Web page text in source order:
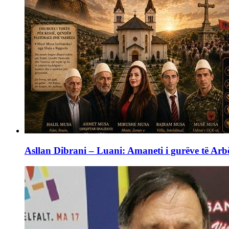
Asllan Dibrani – Luani: Amaneti i gurëve të